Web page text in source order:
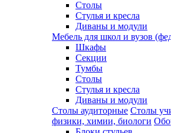
Столы
Стулья и кресла
Диваны и модули
Мебель для школ и вузов
Шкафы
Секции
Тумбы
Столы
Стулья и кресла
Диваны и модули
Столы аудиторные Столы
физики, химии, биологи